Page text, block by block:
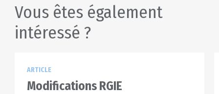
Vous êtes également
intéressé ?
ARTICLE
Modifications RGIE